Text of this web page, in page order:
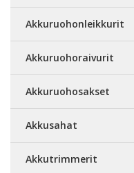
Akkuruohonleikkurit
Akkuruohoraivurit
Akkuruohosakset
Akkusahat
Akkutrimmerit